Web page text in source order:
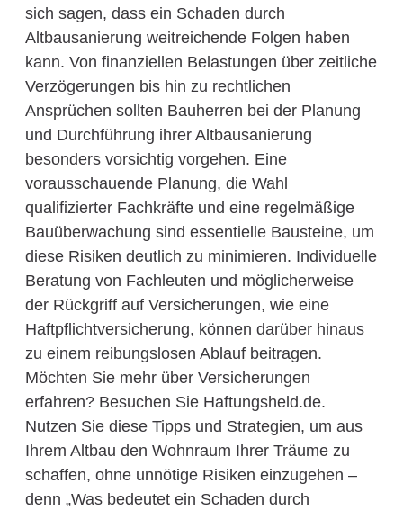
sich sagen, dass ein Schaden durch
Altbausanierung weitreichende Folgen haben
kann. Von finanziellen Belastungen über zeitliche
Verzögerungen bis hin zu rechtlichen
Ansprüchen sollten Bauherren bei der Planung
und Durchführung ihrer Altbausanierung
besonders vorsichtig vorgehen. Eine
vorausschauende Planung, die Wahl
qualifizierter Fachkräfte und eine regelmäßige
Bauüberwachung sind essentielle Bausteine, um
diese Risiken deutlich zu minimieren. Individuelle
Beratung von Fachleuten und möglicherweise
der Rückgriff auf Versicherungen, wie eine
Haftpflichtversicherung, können darüber hinaus
zu einem reibungslosen Ablauf beitragen.
Möchten Sie mehr über Versicherungen
erfahren? Besuchen Sie Haftungsheld.de.
Nutzen Sie diese Tipps und Strategien, um aus
Ihrem Altbau den Wohnraum Ihrer Träume zu
schaffen, ohne unnötige Risiken einzugehen –
denn „Was bedeutet ein Schaden durch